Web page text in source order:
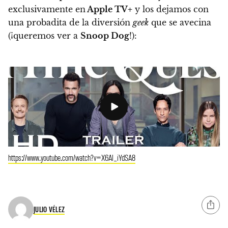
exclusivamente enApple TV+ y los dejamos con
una probadita de la diversión geek que se avecina
(¡queremos ver a Snoop Dog!):
https://www.youtube.com/watch?v=X6Al_iYdSA8
JULIO VÉLEZ